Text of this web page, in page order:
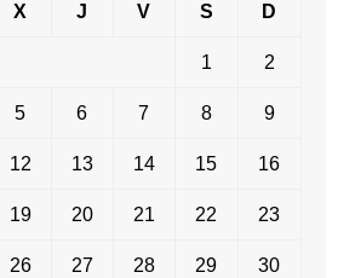
X J V S D
1 2
5 6 7 8 9
12 13 14 15 16
19 20 21 22 23
26 27 28 29 30